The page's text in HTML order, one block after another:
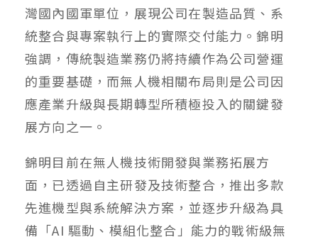
灣國內國軍單位，展現公司在製造品質、系
統整合與專案執行上的實際交付能力。錦明
強調，傳統製造業務仍將持續作為公司營運
的重要基礎，而無人機相關布局則是公司因
應產業升級與長期轉型所積極投入的關鍵發
展方向之一。
錦明目前在無人機技術開發與業務拓展方
面，已透過自主研發及技術整合，推出多款
先進機型與系統解決方案，並逐步升級為具
備「AI 驅動、模組化整合」能力的戰術級無